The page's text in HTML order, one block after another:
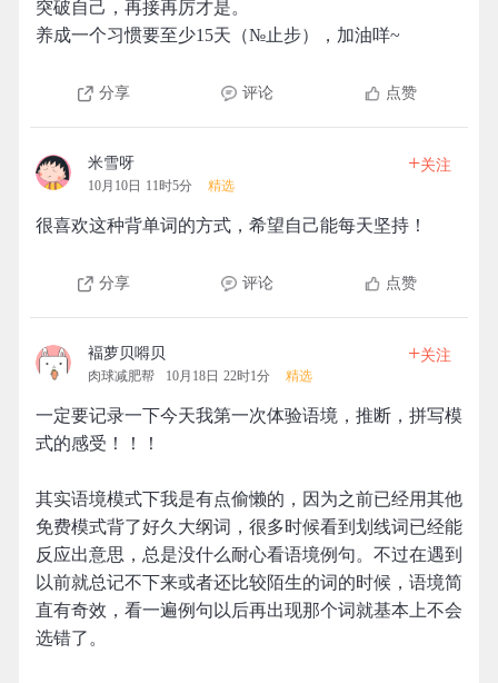
突破自己，再接再厉才是。
养成一个习惯要至少15天（№止步），加油咩~
分享 评论 点赞
米雪呀
10月10日 11时5分 精选
+关注
很喜欢这种背单词的方式，希望自己能每天坚持！
分享 评论 点赞
褔萝贝嘚贝
肉球减肥帮 10月18日 22时1分 精选
+关注
一定要记录一下今天我第一次体验语境，推断，拼写模
式的感受！！！
其实语境模式下我是有点偷懒的，因为之前已经用其他
免费模式背了好久大纲词，很多时候看到划线词已经能
反应出意思，总是没什么耐心看语境例句。不过在遇到
以前就总记不下来或者还比较陌生的词的时候，语境简
直有奇效，看一遍例句以后再出现那个词就基本上不会
选错了。